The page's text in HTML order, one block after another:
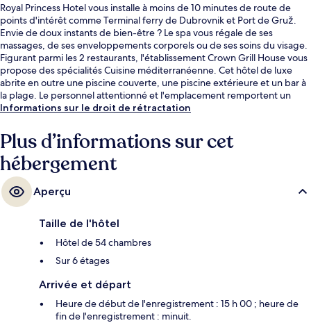
Royal Princess Hotel vous installe à moins de 10 minutes de route de
points d'intérêt comme Terminal ferry de Dubrovnik et Port de Gruž.
Envie de doux instants de bien-être ? Le spa vous régale de ses
massages, de ses enveloppements corporels ou de ses soins du visage.
Figurant parmi les 2 restaurants, l'établissement Crown Grill House vous
propose des spécialités Cuisine méditerranéenne. Cet hôtel de luxe
abrite en outre une piscine couverte, une piscine extérieure et un bar à
la plage. Le personnel attentionné et l'emplacement remportent un
franc succès auprès des autres voyageurs.
Informations sur le droit de rétractation
Plus d’informations sur cet
hébergement
Aperçu
Taille de l'hôtel
Hôtel de 54 chambres
Sur 6 étages
Arrivée et départ
Heure de début de l'enregistrement : 15 h 00 ; heure de
fin de l'enregistrement : minuit.